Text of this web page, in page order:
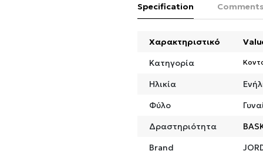
Specification Comments
Χαρακτηριστικό
Κατηγορία
Ηλικία
Φύλο
Δραστηριότητα
Brand